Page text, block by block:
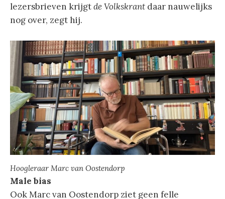
lezersbrieven krijgtde Volkskrant daar nauwelijks
nog over, zegt hij.
Hoogleraar Marc van Oostendorp
Male bias
Ook Marc van Oostendorp ziet geen felle